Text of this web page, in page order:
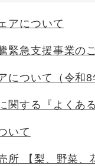
アについて
緊急支援事業の
について（令和
関する『よくあ
いて
所 【梨、野菜、